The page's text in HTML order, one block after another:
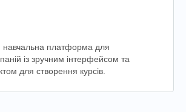
навчальна платформа для
із зручним інтерфейсом та
для створення курсів.